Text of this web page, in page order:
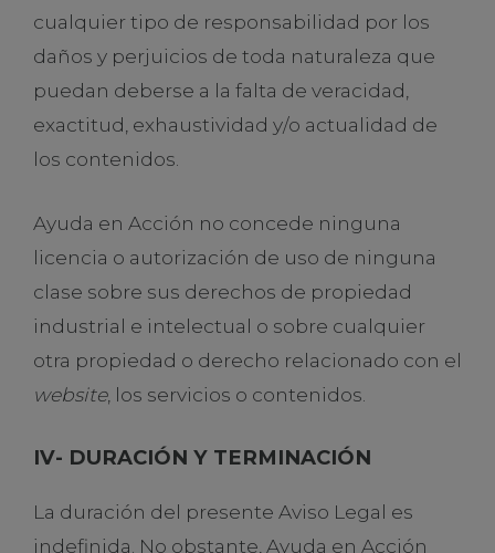
cualquier tipo de responsabilidad por los
daños y perjuicios de toda naturaleza que
puedan deberse a la falta de veracidad,
exactitud, exhaustividad y/o actualidad de
los contenidos.
Ayuda en Acción no concede ninguna
licencia o autorización de uso de ninguna
clase sobre sus derechos de propiedad
industrial e intelectual o sobre cualquier
otra propiedad o derecho relacionado con el
website, los servicios o contenidos.
IV- DURACIÓN Y TERMINACIÓN
La duración del presente Aviso Legal es
indefinida. No obstante, Ayuda en Acción